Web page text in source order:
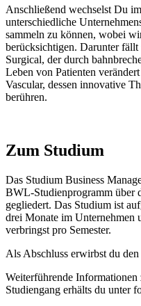
Anschließend wechselst Du
unterschiedliche
sammeln zu können, wobei
berücksichtigen. Darunter
Surgical, der durch
Leben von Patienten
Vascular, dessen innovative
berühren.
Zum Studium
Das Studium Business
BWL-Studienprogramm über
gegliedert. Das Studium ist
drei Monate im Unternehmen
verbringst pro Semester.
Als Abschluss erwirbst du
Weiterführende
Studiengang erhälts du unter